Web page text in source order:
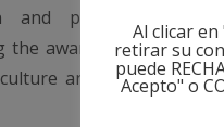
and promotion
the awareness of
and animal
EUR
Al clicar en
retirar su
puede
Acepto" o